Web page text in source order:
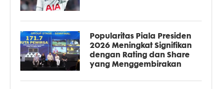
Popularitas Piala Presiden
2026 Meningkat Signifikan
dengan Rating dan Share
yang Menggembirakan